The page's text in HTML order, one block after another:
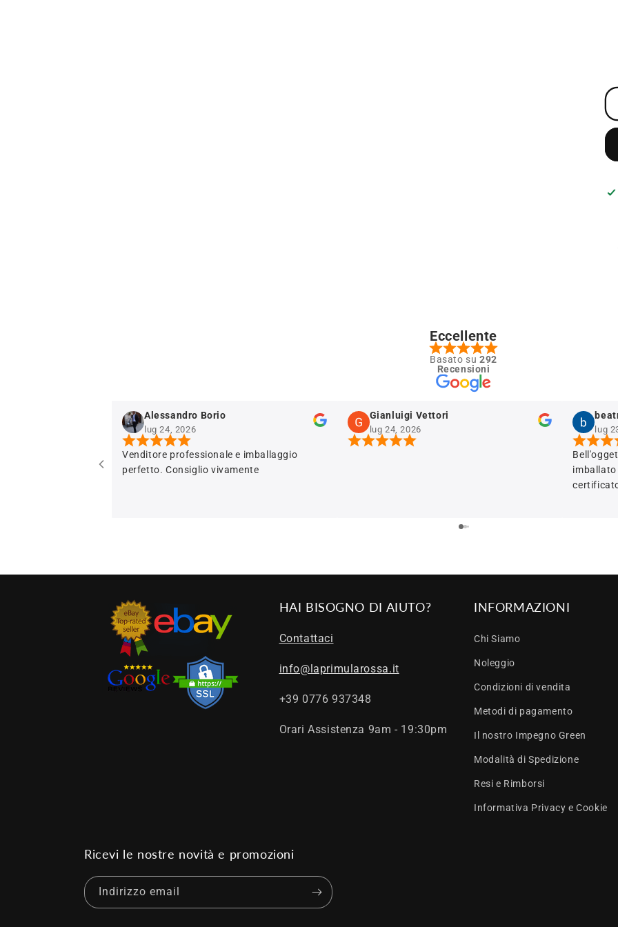
Eccellente
Basato su 292
Recensioni
Alessandro Borio
lug 24, 2026
Venditore professionale e imballaggio
perfetto. Consiglio vivamente
Gianluigi Vettori
lug 24, 2026 lug
imballato
HAI BISOGNO DI AIUTO?
Contattaci
info@laprimularossa.it
+39 0776 937348
Orari Assistenza 9am - 19:30pm
INFORMAZIONI
Chi Siamo
Noleggio
Condizioni di vendita
Metodi di pagamento
Il nostro Impegno Green
Modalità di Spedizione
Resi e Rimborsi
Informativa Privacy e Cookie
Ricevi le nostre novità e promozioni
Indirizzo email